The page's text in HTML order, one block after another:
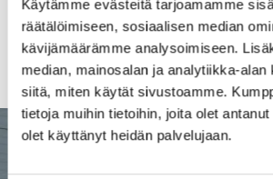
Käytämme evästeitä tarjoamamme
räätälöimiseen, sosiaalisen median
kävijämäärämme analysoimiseen.
median, mainosalan ja analytiikka-
siitä, miten käytät sivustoamme.
tietoja muihin tietoihin, joita olet
olet käyttänyt heidän palvelujaan.
yhteydessä.